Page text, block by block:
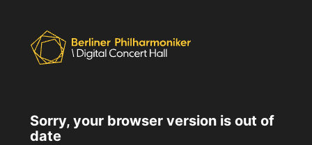
Sorry, your browser version is out of
date